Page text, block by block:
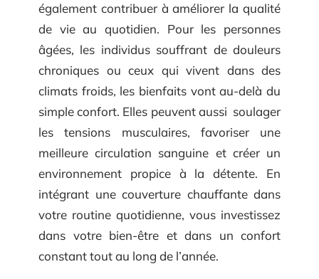
également contribuer à améliorer la qualité
de vie au quotidien. Pour les personnes
âgées, les individus souffrant de douleurs
chroniques ou ceux qui vivent dans des
climats froids, les bienfaits vont au-delà du
simple confort. Elles peuvent aussi soulager
les tensions musculaires, favoriser une
meilleure circulation sanguine et créer un
environnement propice à la détente. En
intégrant une couverture chauffante dans
votre routine quotidienne, vous investissez
dans votre bien-être et dans un confort
constant tout au long de l’année.